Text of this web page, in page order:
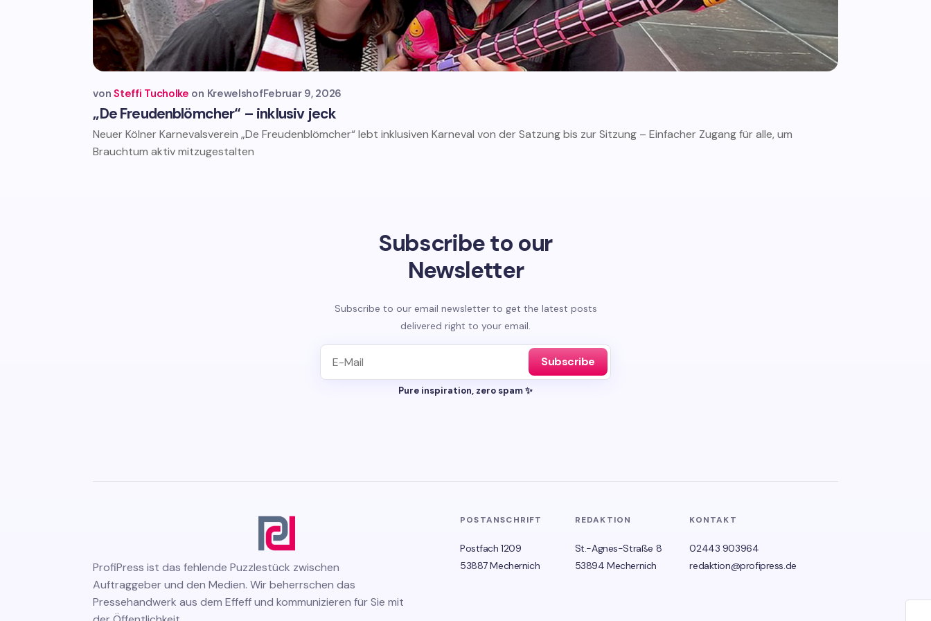
„De Freudenblömcher“ – inklusiv jeck
vonSteffi Tucholke KrewelshofFebruar 9, 2026
Neuer Kölner Karnevalsverein „De Freudenblömcher“ lebt inklusiven Karneval von der Satzung bis zur Sitzung – Einfacher Zugang für alle, um
Brauchtum aktiv mitzugestalten
Subscribe to our
Newsletter
Subscribe to our email newsletter to get the latest posts
delivered right to your email.
Subscribe
Pure inspiration, zero spam ✨
ProfiPress ist das fehlende Puzzlestück zwischen
Auftraggeber und den Medien. Wir beherrschen das
Pressehandwerk aus dem Effeff und kommunizieren für Sie mit
POSTANSCHRIFT
Postfach 1209
53887 Mechernich
REDAKTION
St.-Agnes-Straße 8
53894 Mechernich
KONTAKT
02443 903964
redaktion@profipress.de